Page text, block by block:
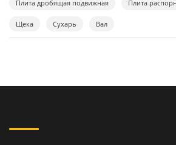
Плита дробящая подвижная Плита
Щека Сухарь Вал